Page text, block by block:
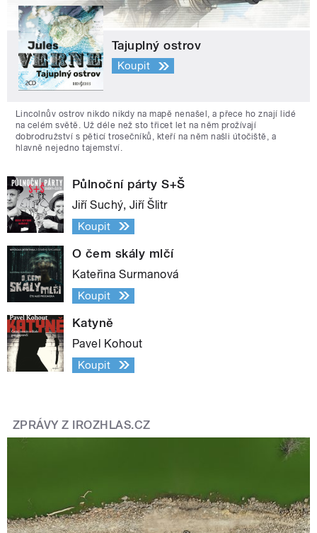
Tajuplný ostrov
Koupit
Lincolnův ostrov nikdo nikdy na mapě nenašel, a přece ho znají lidé
na celém světě. Už déle než sto třicet let na něm prožívají
dobrodružství s pěticí trosečníků, kteří na něm našli útočiště, a
hlavně nejedno tajemství.
Půlnoční párty S+Š
Jiří Suchý, Jiří Šlitr
Koupit
O čem skály mlčí
Kateřina Surmanová
Koupit
Katyně
Pavel Kohout
Koupit
ZPRÁVY Z IROZHLAS.CZ